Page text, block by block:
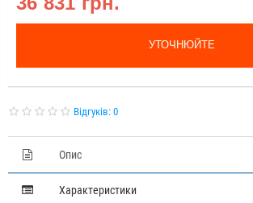
УТОЧНЮЙТЕ
Відгуків: 0
Опис
Характеристики